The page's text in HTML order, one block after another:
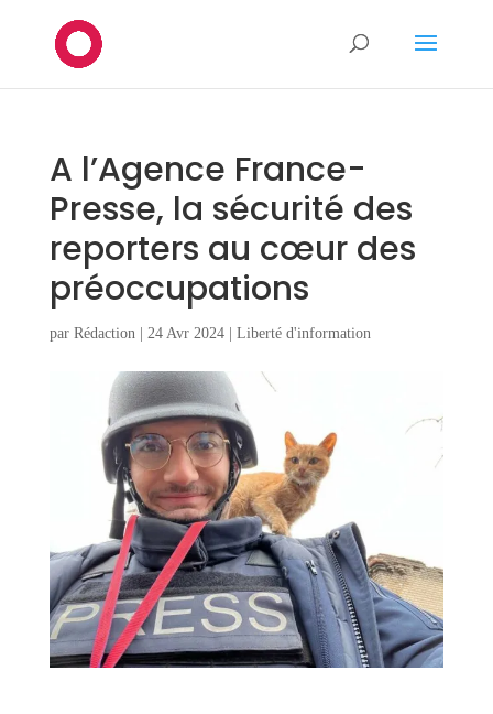
A l’Agence France-
Presse, la sécurité des
reporters au cœur des
préoccupations
par Rédaction| 24 Avr 2024| Liberté d'information